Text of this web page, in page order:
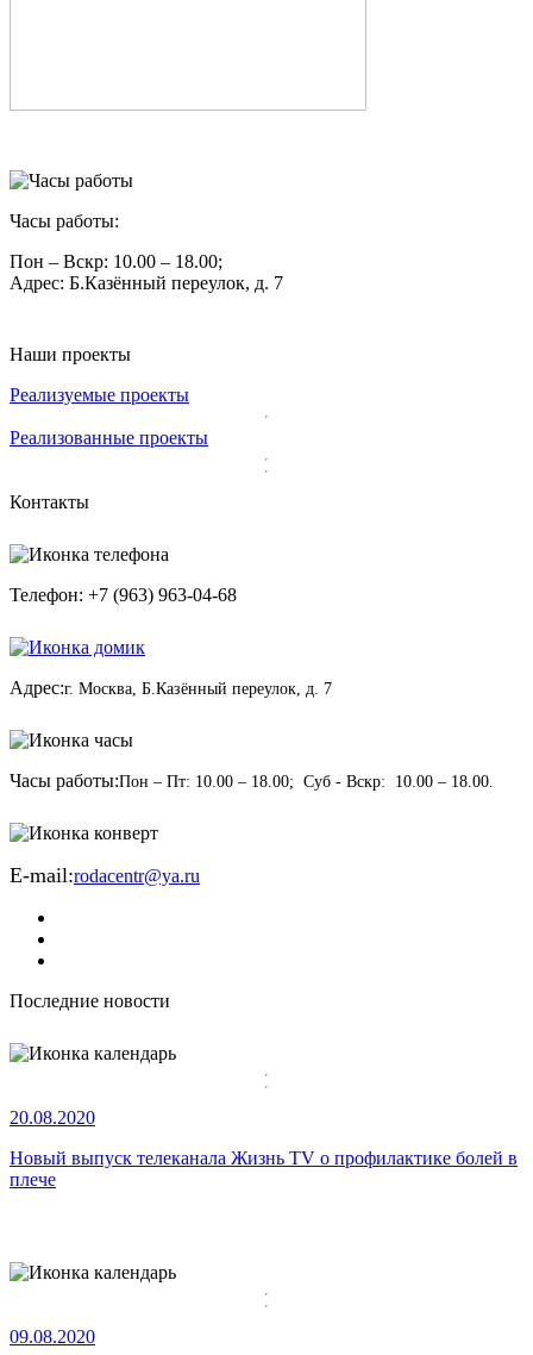
Часы работы:
Пон – Вскр: 10.00 – 18.00;
Адрес: Б.Казённый переулок, д. 7
Наши проекты
Реализуемые проекты
Реализованные проекты
Контакты
Телефон: +7 (963) 963-04-68
Адрес:г. Москва, Б.Казённый переулок, д. 7
Часы работы:Пон – Пт: 10.00 – 18.00; Суб - Вскр: 10.00 – 18.00.
E-mail:rodacentr@ya.ru
Последние новости
20.08.2020
Новый выпуск телеканала Жизнь TV о профилактике болей в
плече
09.08.2020